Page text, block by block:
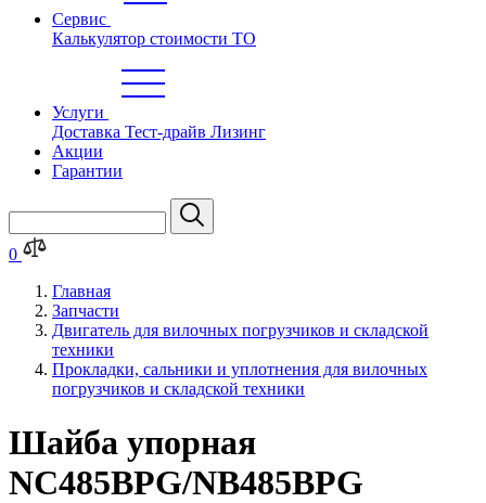
Сервис
Калькулятор стоимости ТО
Услуги
Доставка Тест-драйв Лизинг
Акции
Гарантии
0
Главная
Запчасти
Двигатель для вилочных погрузчиков и складской
техники
Прокладки, сальники и уплотнения для вилочных
погрузчиков и складской техники
Шайба упорная
NC485BPG/NB485BPG